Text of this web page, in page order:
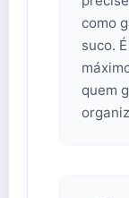
como
suco.
quem